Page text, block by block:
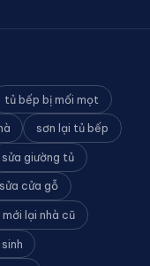
tủ bếp bị mối mọt
sơn lại tủ bếp
sửa giường tủ
sửa cửa gỗ
mới lại nhà cũ